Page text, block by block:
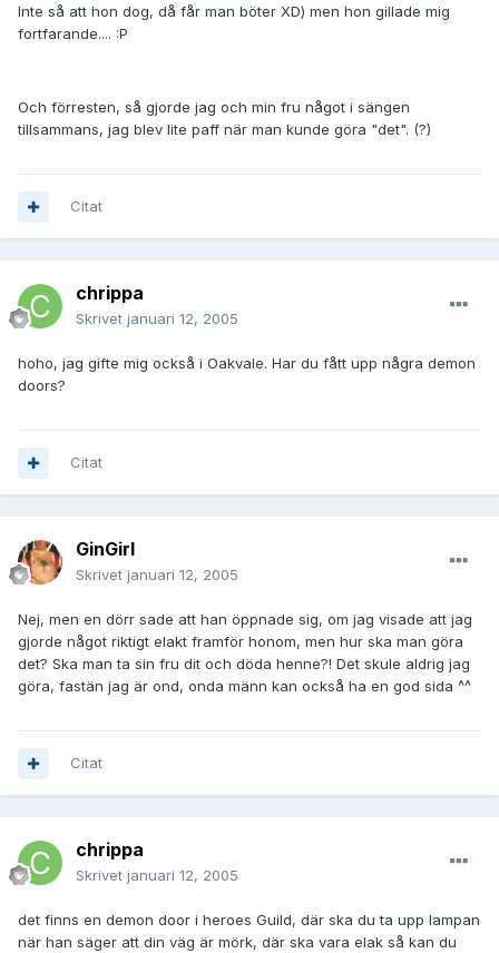
Inte så att hon dog, då får man böter XD) men hon gillade mig
fortfarande.... :P
Och förresten, så gjorde jag och min fru något i sängen
tillsammans, jag blev lite paff när man kunde göra "det". (?)
Citat
chrippa
Skrivet januari 12, 2005
hoho, jag gifte mig också i Oakvale. Har du fått upp några demon
doors?
Citat
GinGirl
Skrivet januari 12, 2005
Nej, men en dörr sade att han öppnade sig, om jag visade att jag
gjorde något riktigt elakt framför honom, men hur ska man göra
det? Ska man ta sin fru dit och döda henne?! Det skule aldrig jag
göra, fastän jag är ond, onda männ kan också ha en god sida ^^
Citat
chrippa
Skrivet januari 12, 2005
det finns en demon door i heroes Guild, där ska du ta upp lampan
när han säger att din väg är mörk, där ska vara elak så kan du